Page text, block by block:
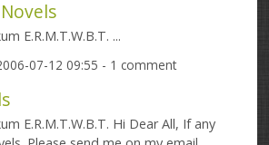
E.R.M.T.W.B.T. ...
07-12 09:55 - 1 comment
E.R.M.T.W.B.T. Hi Dear All, If any